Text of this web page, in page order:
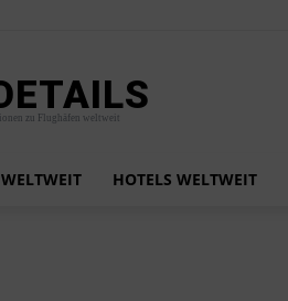
zu Flughäfen weltweit
HOTELS WELTWEIT